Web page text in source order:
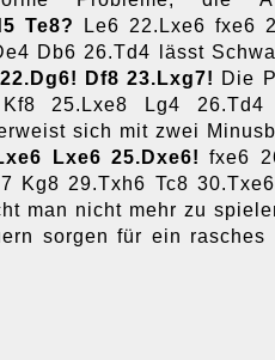
Te8?
Le6 22.Lxe6 fxe6
Db6 26.Td4 lässt
22.Dg6! Df8 23.Lxg7! Die
25.Lxe8 Lg4 26.Td4
sich mit zwei
Lxe6 25.Dxe6!fxe6
Kg8 29.Txh6 Tc8
man nicht mehr zu
sorgen für ein rasches